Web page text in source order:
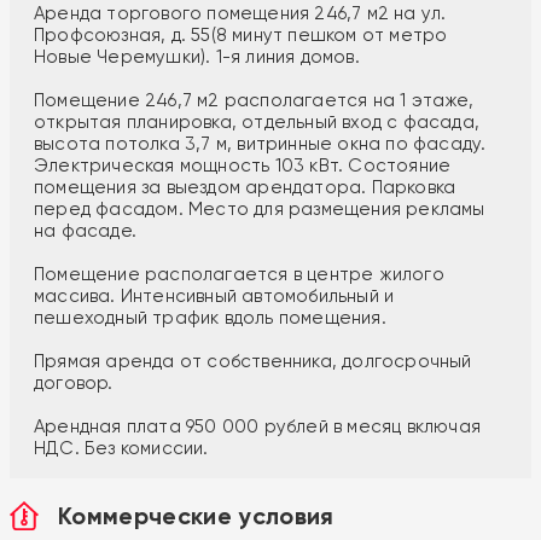
Аренда торгового помещения 246,7 м2 на ул.
Профсоюзная, д. 55(8 минут пешком от метро
Новые Черемушки). 1-я линия домов.
Помещение 246,7 м2 располагается на 1 этаже,
открытая планировка, отдельный вход с фасада,
высота потолка 3,7 м, витринные окна по фасаду.
Электрическая мощность 103 кВт. Состояние
помещения за выездом арендатора. Парковка
перед фасадом. Место для размещения рекламы
на фасаде.
Помещение располагается в центре жилого
массива. Интенсивный автомобильный и
пешеходный трафик вдоль помещения.
Прямая аренда от собственника, долгосрочный
договор.
Арендная плата 950 000 рублей в месяц включая
НДС. Без комиссии.
Коммерческие условия